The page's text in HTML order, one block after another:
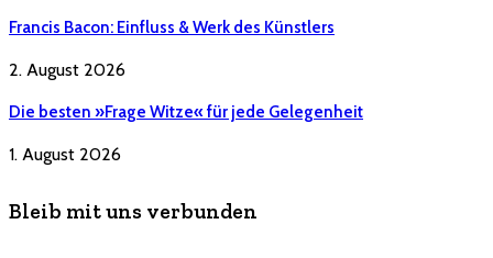
Francis Bacon: Einfluss & Werk des Künstlers
2. August 2026
Die besten »Frage Witze« für jede Gelegenheit
1. August 2026
Bleib mit uns verbunden